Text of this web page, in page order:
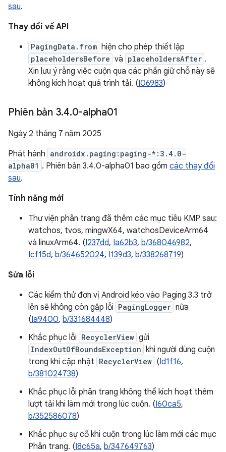
sau.
Thay đổi về API
PagingData.from hiện cho phép thiết lập
placeholdersBefore và placeholdersAfter .
Xin lưu ý rằng việc cuộn qua các phần giữ chỗ này sẽ
không kích hoạt quá trình tải. (I06983)
Phiên bản 3.4.0-alpha01
Ngày 2 tháng 7 năm 2025
Phát hành androidx.paging:paging-*:3.4.0-
alpha01 . Phiên bản 3.4.0-alpha01 bao gồm các thay đổi
sau.
Tính năng mới
Thư viện phân trang đã thêm các mục tiêu KMP sau:
watchos, tvos, mingwX64, watchosDeviceArm64
và linuxArm64. (I237dd, Ia62b3, b/368046982,
Icf15d, b/364652024, I139d3, b/338268719)
Sửa lỗi
Các kiểm thử đơn vị Android kéo vào Paging 3.3 trở
lên sẽ không còn gặp lỗi PagingLogger nữa
(Ia9400, b/331684448)
Khắc phục lỗi RecyclerView gửi
IndexOutOfBoundsException khi người dùng cuộn
trong khi cập nhật RecyclerView (Id1f16,
b/381024738)
Khắc phục lỗi phân trang không thể kích hoạt thêm
lượt tải khi làm mới trong lúc cuộn. (I60ca5,
b/352586078)
Khắc phục sự cố khi cuộn trong lúc làm mới các mục
Phân trang. (I8c65a, b/347649763)